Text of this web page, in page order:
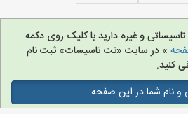
و غیره دارید با کلیک روی دکمه
» در سایت «نت تاسیسات» ثبت نام
کنید.
و نام شما در این صفحه